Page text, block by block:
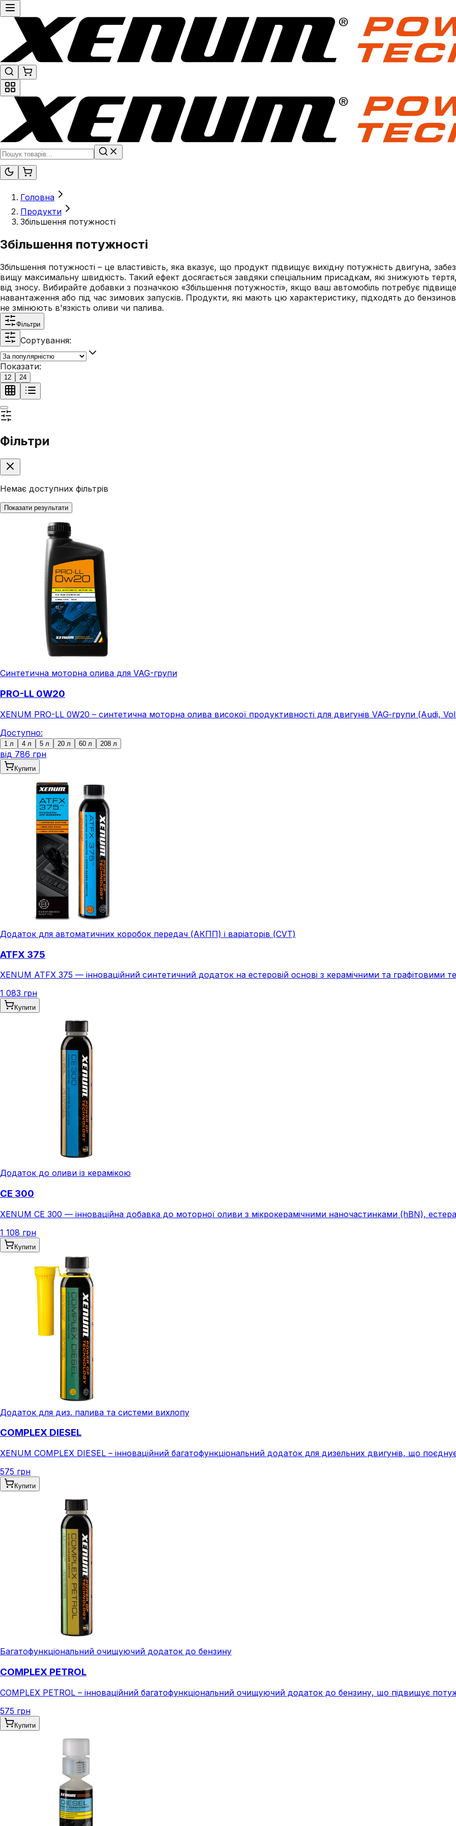
Головна
Продукти
Збільшення потужності
Збільшення потужності
Збільшення потужності – це властивість, яка вказує, що продукт підвищує вихідну потужність двигуна,
вищу максимальну швидкість. Такий ефект досягається завдяки спеціальним присадкам, які знижують
від зносу. Вибирайте добавки з позначкою «Збільшення потужності», якщо ваш автомобіль потребує
навантаження або під час зимових запусків. Продукти, які мають цю характеристику, підходять до
не змінюють в'язкість оливи чи палива.
Фільтри
Сортування:
Показати:
12 24
Фільтри
Немає доступних фільтрів
Показати результати
Синтетична моторна олива для VAG-групи
PRO-LL 0W20
XENUM PRO-LL 0W20 – синтетична моторна олива високої продуктивності для двигунів VAG‑групи (Audi,
Доступно:
1 л 4 л 5 л 20 л 60 л 208 л
від 786 грн
Купити
Додаток для автоматичних коробок передач (АКПП) і варіаторів (CVT)
ATFX 375
XENUM ATFX 375 — інноваційний синтетичний додаток на естеровій основі з керамічними та графітовими
1 083 грн
Купити
Додаток до оливи із керамікою
CE 300
XENUM CE 300 — інноваційна добавка до моторної оливи з мікрокерамічними наночастинками (hBN),
1 108 грн
Купити
Додаток для диз. палива та системи вихлопу
COMPLEX DIESEL
XENUM COMPLEX DIESEL – інноваційний багатофункціональний додаток для дизельних двигунів, що поєднує
575 грн
Купити
Багатофункціональний очищуючий додаток до бензину
COMPLEX PETROL
COMPLEX PETROL – інноваційний багатофункціональний очищуючий додаток до бензину, що підвищує
575 грн
Купити